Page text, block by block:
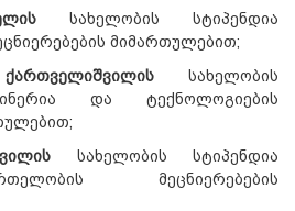
სახელობის სტიპენდია
მიმართულებით;
სახელობის
და ტექნოლოგიების
სახელობის სტიპენდია
მეცნიერებების